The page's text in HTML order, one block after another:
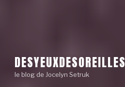
DESYEUXDESOREILLES
le blog de Jocelyn Setruk